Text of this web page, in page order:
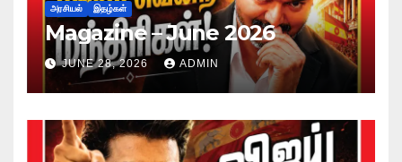
அரசியல் இதழ்கள்
Magazine – June 2026
JUNE 28, 2026 ADMIN